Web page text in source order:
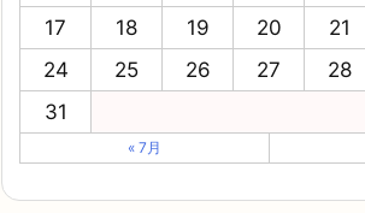
17
18 19 20 21
24
25 26 27 28
31
« 7月